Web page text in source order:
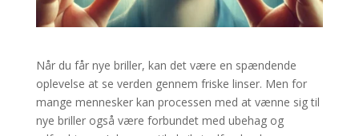
Når du får nye briller, kan det være en spændende
oplevelse at se verden gennem friske linser. Men for
mange mennesker kan processen med at vænne sig til
nye briller også være forbundet med ubehag og